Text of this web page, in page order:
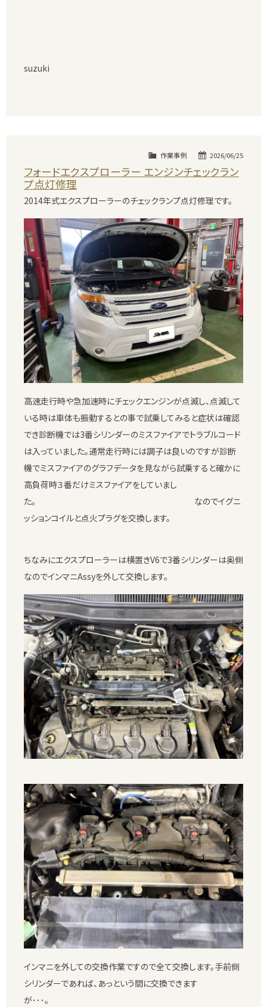
suzuki
2026/06/25
作業事例
フォードエクスプローラー エンジンチェックラン
プ点灯修理
2014年式エクスプローラーのチェックランプ点灯修理です。
高速走行時や急加速時にチェックエンジンが点滅し、点滅して
いる時は車体も振動するとの事で試乗してみると症状は確認
でき診断機では3番シリンダーのミスファイアでトラブルコード
は入っていました。通常走行時には調子は良いのですが診断
機でミスファイアのグラフデータを見ながら試乗すると確かに
高負荷時３番だけミスファイアをしていまし
た。 なのでイグニ
ッションコイルと点火プラグを交換します。
ちなみにエクスプローラーは横置きV6で3番シリンダーは奥側
なのでインマニAssyを外して交換します。
インマニを外しての交換作業ですので全て交換します。手前側
シリンダーであれば、あっという間に交換できます
が